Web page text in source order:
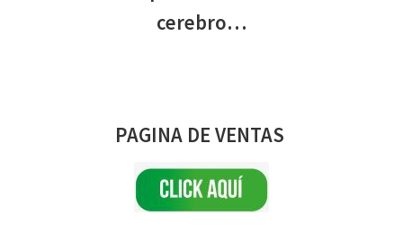
cerebro…
PAGINA DE VENTAS